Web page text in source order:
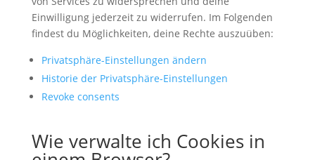
Einwilligung jederzeit zu widerrufen. Im Folgenden
findest du Möglichkeiten, deine Rechte auszuüben:
Privatsphäre-Einstellungen ändern
Historie der Privatsphäre-Einstellungen
Revoke consents
Wie verwalte ich Cookies in